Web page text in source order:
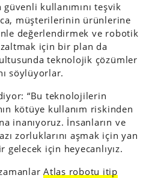
güvenli kullanımını teşvik
müşterilerinin ürünlerine
değerlendirmek ve robotik
için bir plan da
teknolojik çözümler
söylüyorlar.
“Bu teknolojilerin
kötüye kullanım riskinden
inanıyoruz. İnsanların ve
zorluklarını aşmak için yan
gelecek için heyecanlıyız.
Atlas robotu itip